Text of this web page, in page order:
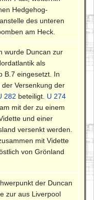
Hedgehog-
des unteren
am Heck.
wurde Duncan zur
als
B.7 eingesetzt. In
Versenkung der
282 beteiligt. U 274
mit der zu einem
und einer
versenkt werden.
mit Vidette
von Grönland
der Duncan
zur aus Liverpool